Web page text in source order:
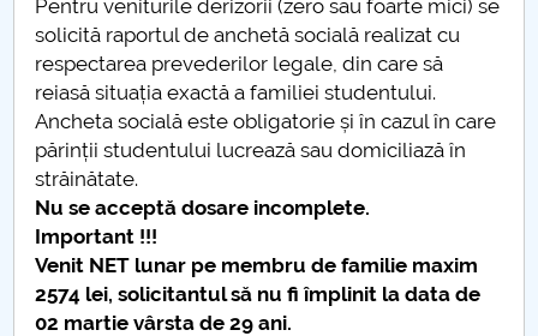
MENIU CANTINA
Secretariat
Programare refaceri finale 2025-2026
Tabere studențești UPIT-FSEFI
Examen de finalizare a studiilor universitare
Selecția burselor Erasmus pentru studenți
Pentru veniturile derizorii (zero sau foarte mici) se
solicită raportul de anchetă socială realizat cu
respectarea prevederilor legale, din care să
reiasă situația exactă a familiei studentului.
Ancheta socială este obligatorie și în cazul în care
părinții studentului lucrează sau domiciliază în
străinătate.
Nu se acceptă dosare incomplete.
Important !!!
Venit NET lunar pe membru de familie maxim
2574 lei, solicitantul să nu fi împlinit la data de
02 martie vârsta de 29 ani.